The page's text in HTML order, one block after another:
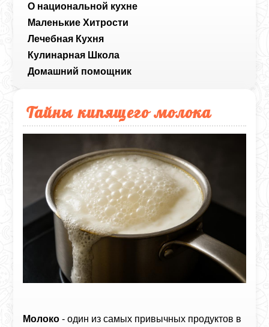
О национальной кухне
Маленькие Хитрости
Лечебная Кухня
Кулинарная Школа
Домашний помощник
Тайны кипящего молока
Молоко - один из самых привычных продуктов в